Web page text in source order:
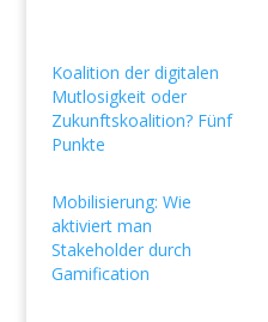
z
u
t
e
i
l
(
i
r
d
i
k
z
u
t
e
(
W
r
d
Koalition der digitalen
Mutlosigkeit oder
Zukunftskoalition? Fünf
Punkte
Mobilisierung: Wie
aktiviert man
Stakeholder durch
Gamification